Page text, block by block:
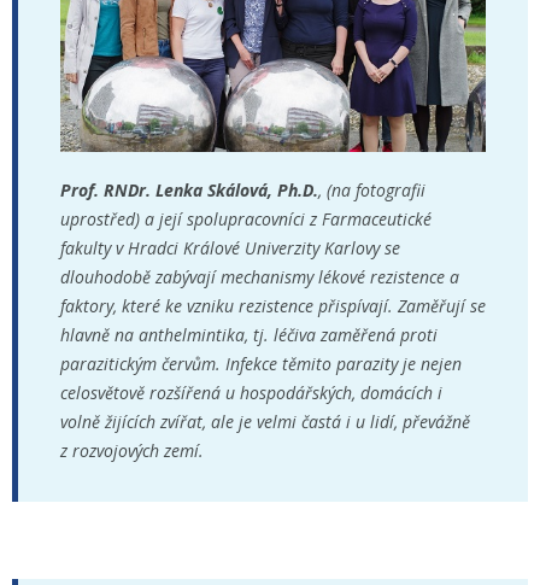
Prof. RNDr. Lenka Skálová, Ph.D., (na fotografii
uprostřed) a její spolupracovníci z Farmaceutické
fakulty v Hradci Králové Univerzity Karlovy se
dlouhodobě zabývají mechanismy lékové rezistence a
faktory, které ke vzniku rezistence přispívají. Zaměřují se
hlavně na anthelmintika, tj. léčiva zaměřená proti
parazitickým červům. Infekce těmito parazity je nejen
celosvětově rozšířená u hospodářských, domácích i
volně žijících zvířat, ale je velmi častá i u lidí, převážně
z rozvojových zemí.